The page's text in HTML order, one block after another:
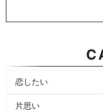
恋したい
片思い